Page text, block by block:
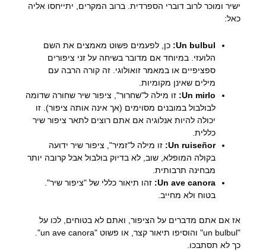
ישיר ומוכר לרוב דוברי הספרדית. ברוב המקרים, יתייחסו אליה
כאל:
Un bulbul: כן, לפעמים פשוט מאמצים את השם
הלועזי. במיוחד אם מדובר בשיחה על זני ציפורים
ספציפיים או במאמר זואולוגי. זה קורה הרבה עם
מילים שאינן מקומיות.
Un mirlo: זו מילה ל"שחרור", ציפור שיר שחורה שדומה
לבולבול במובנים מסוימים (אך אינה אותה ציפור). זו
יכולה להיות אנלוגיה אם אתם רוצים לתאר ציפור שיר
כללית.
Un ruiseñor: זו מילה ל"זמיר", ציפור שיר ידועה
בקולה המופלא, שוב, לא בדיוק בולבול אבל קרובה יותר
מבחינה תרבותית.
Un ave canora: זהו תיאור כללי של "ציפור שיר".
בטוח ולא מחייב.
אז אם אתם מדברים על הציפור, ואתם לא בטוחים, לכו על
"un bulbul" והוסיפו תיאור קצר, או פשוט "un ave canora".
כך לא תסתבכו.